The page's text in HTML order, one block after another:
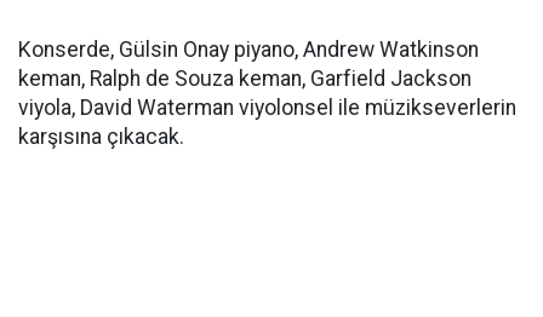
Konserde, Gülsin Onay piyano, Andrew Watkinson
keman, Ralph de Souza keman, Garfield Jackson
viyola, David Waterman viyolonsel ile müzikseverlerin
karşısına çıkacak.